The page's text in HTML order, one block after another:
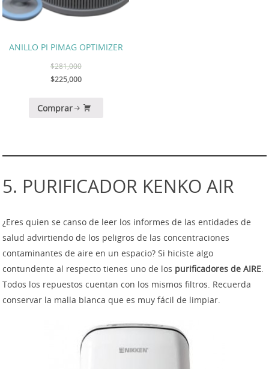
ANILLO PI PIMAG OPTIMIZER
$281,000
$225,000
Comprar
5. PURIFICADOR KENKO AIR
¿Eres quien se canso de leer los informes de las entidades de
salud advirtiendo de los peligros de las concentraciones
contaminantes de aire en un espacio? Si hiciste algo
contundente al respecto tienes uno de los purificadores de AIRE.
Todos los repuestos cuentan con los mismos filtros. Recuerda
conservar la malla blanca que es muy fácil de limpiar.